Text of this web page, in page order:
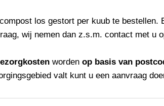
los gestort per kuub te bestellen.
wij nemen dan z.s.m. contact met u
worden op basis van
valt kunt u een aanvraag